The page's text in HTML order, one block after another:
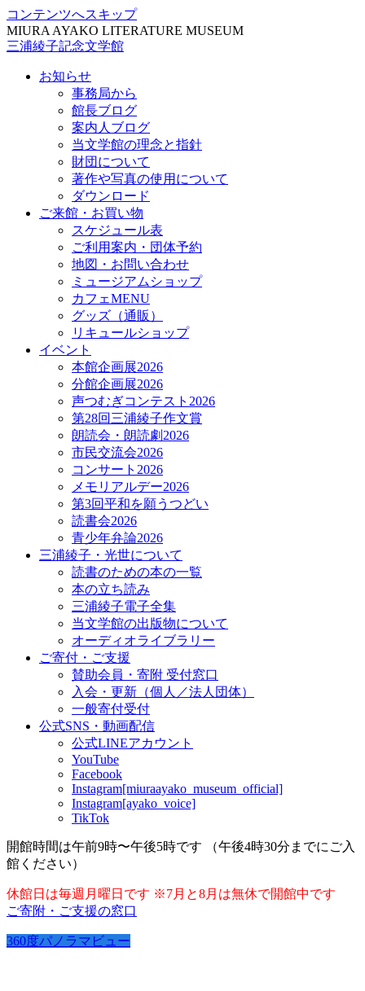
コンテンツへスキップ
MIURA AYAKO LITERATURE MUSEUM
三浦綾子記念文学館
お知らせ
事務局から
館長ブログ
案内人ブログ
当文学館の理念と指針
財団について
著作や写真の使用について
ダウンロード
ご来館・お買い物
スケジュール表
ご利用案内・団体予約
地図・お問い合わせ
ミュージアムショップ
カフェMENU
グッズ（通販）
リキュールショップ
イベント
本館企画展2026
分館企画展2026
声つむぎコンテスト2026
第28回三浦綾子作文賞
朗読会・朗読劇2026
市民交流会2026
コンサート2026
メモリアルデー2026
第3回平和を願うつどい
読書会2026
青少年弁論2026
三浦綾子・光世について
読書のための本の一覧
本の立ち読み
三浦綾子電子全集
当文学館の出版物について
オーディオライブラリー
ご寄付・ご支援
賛助会員・寄附 受付窓口
入会・更新（個人／法人団体）
一般寄付受付
公式SNS・動画配信
公式LINEアカウント
YouTube
Facebook
Instagram[miuraayako_museum_official]
Instagram[ayako_voice]
TikTok
開館時間は午前9時〜午後5時です （午後4時30分までにご入
館ください）
休館日は毎週月曜日です ※7月と8月は無休で開館中です
ご寄附・ご支援の窓口
360度パノラマビュー